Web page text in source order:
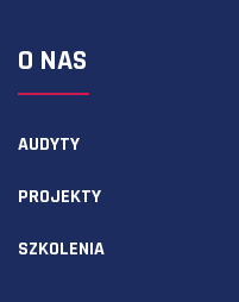
O NAS
AUDYTY
PROJEKTY
SZKOLENIA